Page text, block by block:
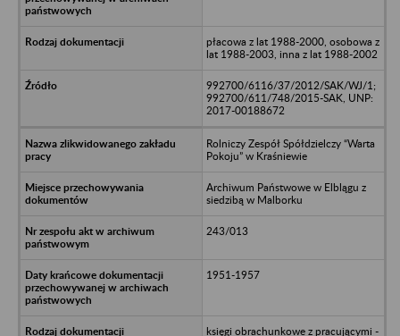
płacowa z lat 1988-2000, osobowa z
lat 1988-2003, inna z lat 1988-2002
992700/6116/37/2012/SAK/WJ/1;
992700/611/748/2015-SAK, UNP:
2017-00188672
Rolniczy Zespół Spółdzielczy “Warta
Pokoju” w Kraśniewie
Archiwum Państwowe w Elblągu z
siedzibą w Malborku
243/013
1951-1957
księgi obrachunkowe z pracującymi -